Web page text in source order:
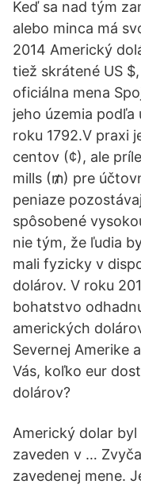
Keď sa nad tým
alebo minca má
2014 Americký
tiež skrátené US
oficiálna mena
jeho územia
roku 1792.V praxi
centov (¢), ale
mills (₥) pre
peniaze
spôsobené
nie tým, že ľudia
mali fyzicky v
dolárov. V roku
bohatstvo
amerických
Severnej Amerike
Vás, koľko eur
dolárov?
Americký dolar
zaveden v …
zavedenej mene.